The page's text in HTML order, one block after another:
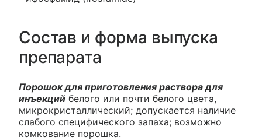
Состав и форма выпуска
препарата
Порошок для приготовления раствора для
инъекций белого или почти белого цвета,
микрокристаллический; допускается наличие
слабого специфического запаха; возможно
комкование порошка.